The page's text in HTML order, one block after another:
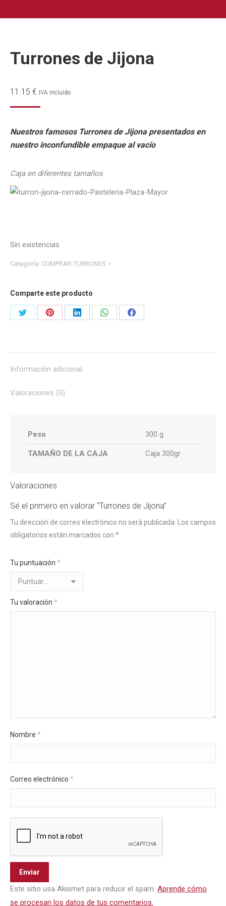
Turrones de Jijona
11.15 € IVA incluido
Nuestros famosos Turrones de Jijona presentados en
nuestro inconfundible empaque al vacío
Caja en diferentes tamaños
Sin existencias
Categoría: COMPRAR TURRONES
Comparte este producto
Share
Share
Share
Share
Share
Información adicional
Valoraciones (0)
Peso 300 g
TAMAÑO DE LA CAJA Caja 300gr
Valoraciones
Sé el primero en valorar “Turrones de Jijona”
Tu dirección de correo electrónico no será publicada.
Los campos
obligatorios están marcados con *
Tu puntuación *
Tu valoración *
Nombre *
Correo electrónico *
Este sitio usa Akismet para reducir el spam. Aprende cómo
se procesan los datos de tus comentarios.